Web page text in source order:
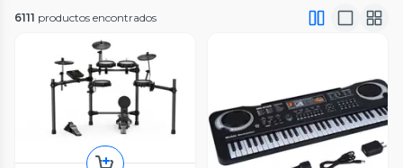
6111 productos encontrados